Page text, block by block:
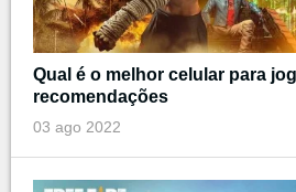
Qual é o melhor celular para
recomendações
03 ago 2022